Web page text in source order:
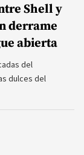
Shell y
derrame
abierta
del
dulces del